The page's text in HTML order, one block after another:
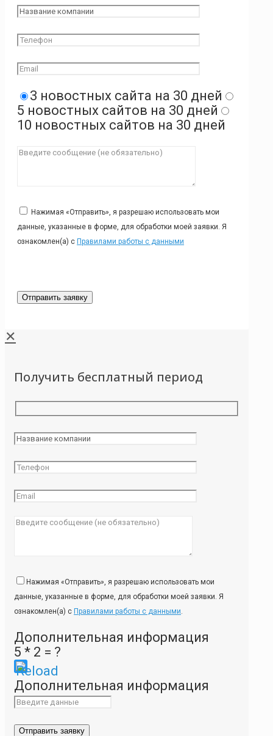
3 новостных сайта на 30 дней
5 новостных сайтов на 30 дней
10 новостных сайтов на 30 дней
Нажимая «Отправить», я разрешаю использовать мои
данные, указанные в форме, для обработки моей заявки. Я
ознакомлен(а) с Правилами работы с данными
✕
Получить бесплатный период
Нажимая «Отправить», я разрешаю использовать мои
данные, указанные в форме, для обработки моей заявки. Я
ознакомлен(а) с Правилами работы с данными.
Дополнительная информация
5 * 2 = ?
Please
enter
characters
Дополнительная информация